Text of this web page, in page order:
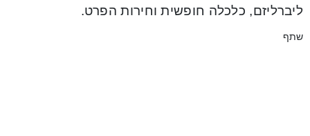
ליברליזם, כלכלה חופשית וחירות הפרט.
שתף